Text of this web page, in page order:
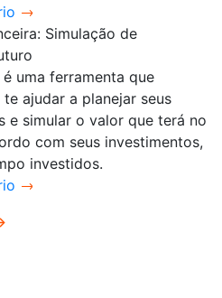
Simulação de
é uma ferramenta que
ajudar a planejar seus
e simular o valor que terá no
com seus investimentos,
investidos.